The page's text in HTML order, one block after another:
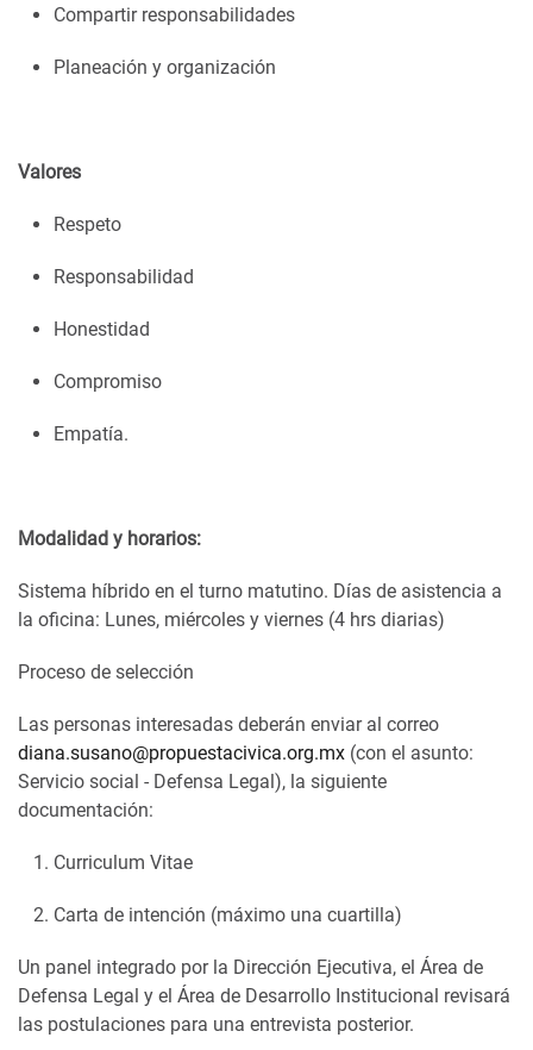
Compartir responsabilidades
Planeación y organización
Valores
Respeto
Responsabilidad
Honestidad
Compromiso
Empatía.
Modalidad y horarios:
Sistema híbrido en el turno matutino. Días de asistencia a
la oficina: Lunes, miércoles y viernes (4 hrs diarias)
Proceso de selección
Las personas interesadas deberán enviar al correo
diana.susano@propuestacivica.org.mx (con el asunto:
Servicio social - Defensa Legal), la siguiente
documentación:
Curriculum Vitae
Carta de intención (máximo una cuartilla)
Un panel integrado por la Dirección Ejecutiva, el Área de
Defensa Legal y el Área de Desarrollo Institucional revisará
las postulaciones para una entrevista posterior.